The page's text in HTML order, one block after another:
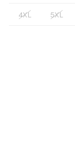
4XL 5XL